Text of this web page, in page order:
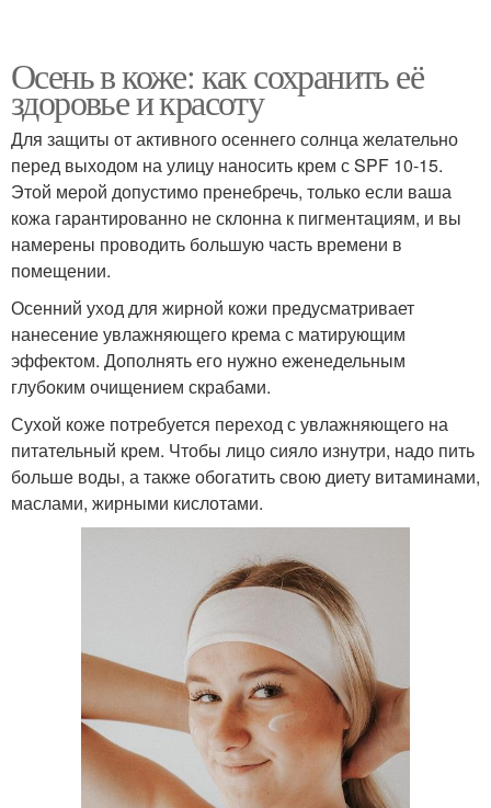
Осень в коже: как сохранить её
здоровье и красоту
Для защиты от активного осеннего солнца желательно
перед выходом на улицу наносить крем с SPF 10-15.
Этой мерой допустимо пренебречь, только если ваша
кожа гарантированно не склонна к пигментациям, и вы
намерены проводить большую часть времени в
помещении.
Осенний уход для жирной кожи предусматривает
нанесение увлажняющего крема с матирующим
эффектом. Дополнять его нужно еженедельным
глубоким очищением скрабами.
Сухой коже потребуется переход с увлажняющего на
питательный крем. Чтобы лицо сияло изнутри, надо пить
больше воды, а также обогатить свою диету витаминами,
маслами, жирными кислотами.